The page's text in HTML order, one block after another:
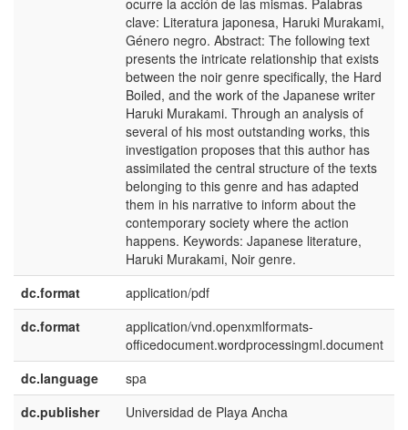
ocurre la acción de las mismas. Palabras
clave: Literatura japonesa, Haruki Murakami,
Género negro. Abstract: The following text
presents the intricate relationship that exists
between the noir genre specifically, the Hard
Boiled, and the work of the Japanese writer
Haruki Murakami. Through an analysis of
several of his most outstanding works, this
investigation proposes that this author has
assimilated the central structure of the texts
belonging to this genre and has adapted
them in his narrative to inform about the
contemporary society where the action
happens. Keywords: Japanese literature,
Haruki Murakami, Noir genre.
dc.format
application/pdf
dc.format
application/vnd.openxmlformats-
officedocument.wordprocessingml.document
dc.language
spa
dc.publisher
Universidad de Playa Ancha